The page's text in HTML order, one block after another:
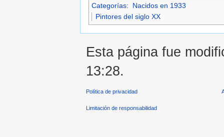
Categorías:
Nacidos en 1933
Pintores del siglo XX
Esta página fue
13:28.
Política de privacidad
Limitación de responsabilidad